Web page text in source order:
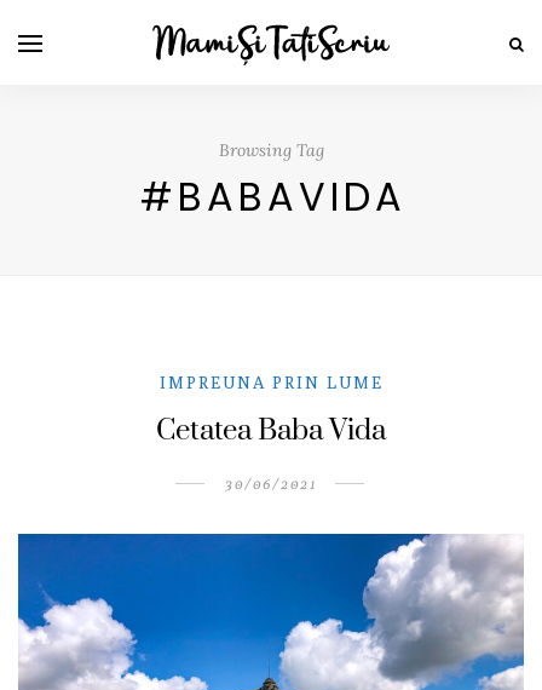
Browsing Tag
#BABAVIDA
IMPREUNA PRIN LUME
Cetatea Baba Vida
30/06/2021